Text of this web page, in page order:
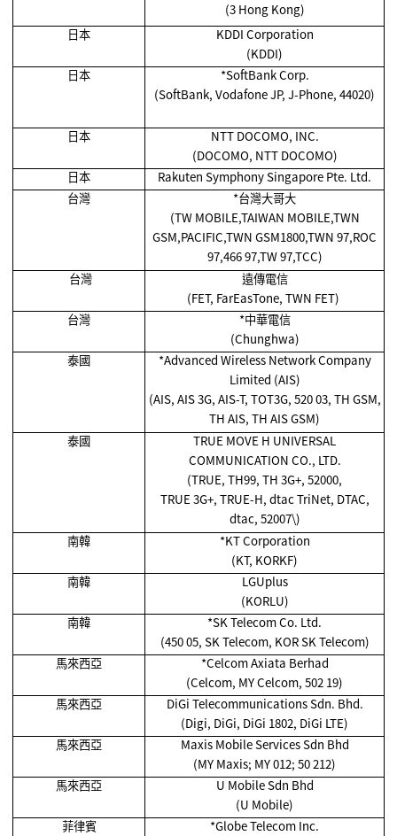
(3 Hong Kong)
日本
KDDI Corporation
(KDDI)
日本
*SoftBank Corp.
(SoftBank, Vodafone JP, J-Phone, 44020)
日本
NTT DOCOMO, INC.
(DOCOMO, NTT DOCOMO)
日本
Rakuten Symphony Singapore Pte. Ltd.
台灣
*台灣大哥大
(TW MOBILE,TAIWAN MOBILE,TWN
GSM,PACIFIC,TWN GSM1800,TWN 97,ROC
97,466 97,TW 97,TCC)
台灣
遠傳電信
(FET, FarEasTone, TWN FET)
台灣
*中華電信
(Chunghwa)
泰國
*Advanced Wireless Network Company
Limited (AIS)
(AIS, AIS 3G, AIS-T, TOT3G, 520 03, TH GSM,
TH AIS, TH AIS GSM)
泰國
TRUE MOVE H UNIVERSAL
COMMUNICATION CO., LTD.
(TRUE, TH99, TH 3G+, 52000,
TRUE 3G+, TRUE-H, dtac TriNet, DTAC,
dtac, 52007\)
南韓
*KT Corporation
(KT, KORKF)
南韓
LGUplus
(KORLU)
南韓
*SK Telecom Co. Ltd.
(450 05, SK Telecom, KOR SK Telecom)
馬來西亞
*Celcom Axiata Berhad
(Celcom, MY Celcom, 502 19)
馬來西亞
DiGi Telecommunications Sdn. Bhd.
(Digi, DiGi, DiGi 1802, DiGi LTE)
馬來西亞
Maxis Mobile Services Sdn Bhd
(MY Maxis; MY 012; 50 212)
馬來西亞
U Mobile Sdn Bhd
(U Mobile)
菲律賓
*Globe Telecom Inc.